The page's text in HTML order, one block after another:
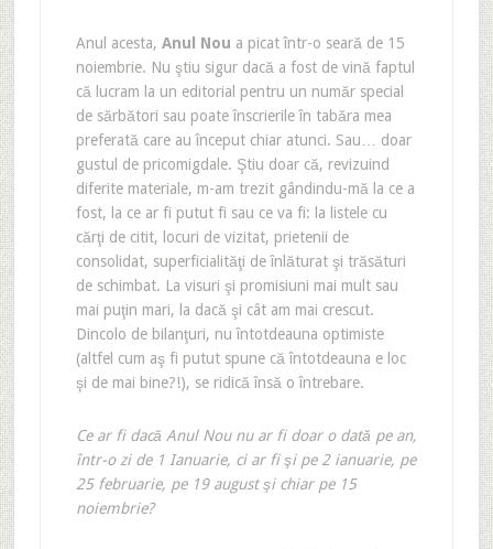
Anul acesta, Anul Nou a picat într-o seară de 15
noiembrie. Nu ştiu sigur dacă a fost de vină faptul
că lucram la un editorial pentru un număr special
de sărbători sau poate înscrierile în tabăra mea
preferată care au început chiar atunci. Sau… doar
gustul de pricomigdale. Ştiu doar că, revizuind
diferite materiale, m-am trezit gândindu-mă la ce a
fost, la ce ar fi putut fi sau ce va fi: la listele cu
cărţi de citit, locuri de vizitat, prietenii de
consolidat, superficialităţi de înlăturat şi trăsături
de schimbat. La visuri şi promisiuni mai mult sau
mai puţin mari, la dacă şi cât am mai crescut.
Dincolo de bilanţuri, nu întotdeauna optimiste
(altfel cum aş fi putut spune că întotdeauna e loc
şi de mai bine?!), se ridică însă o întrebare.
Ce ar fi dacă Anul Nou nu ar fi doar o dată pe an,
într-o zi de 1 Ianuarie, ci ar fi şi pe 2 ianuarie, pe
25 februarie, pe 19 august şi chiar pe 15
noiembrie?